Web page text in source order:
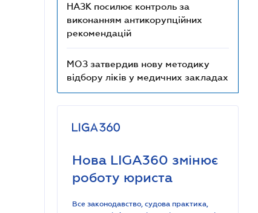
НАЗК посилює контроль за
виконанням антикорупційних
рекомендацій
МОЗ затвердив нову методику
відбору ліків у медичних закладах
Нова LIGA360 змінює
роботу юриста
Все законодавство, судова практика,